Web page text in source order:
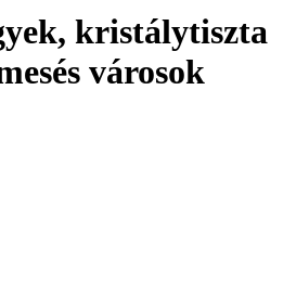
kristálytiszta
városok